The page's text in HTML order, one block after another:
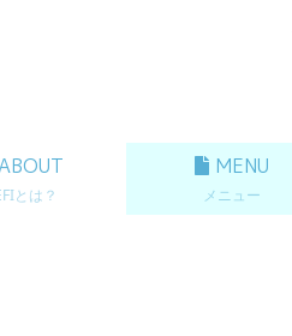
とは？
MENU
メニュー